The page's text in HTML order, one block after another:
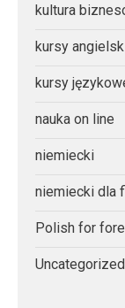
kultura
kursy
kursy
nauka on line
niemiecki
niemiecki dla
Polish for
Uncategorized